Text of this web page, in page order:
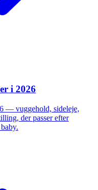
i 2026
— vuggehold, sideleje,
der passer efter